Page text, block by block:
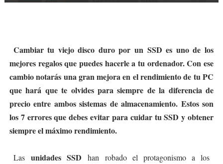
Cambiar tu viejo disco duro por un SSD es uno de los
mejores regalos que puedes hacerle a tu ordenador. Con ese
cambio notarás una gran mejora en el rendimiento de tu PC
que hará que te olvides para siempre de la diferencia de
precio entre ambos sistemas de almacenamiento. Estos son
los 7 errores que debes evitar para cuidar tu SSD y obtener
siempre el máximo rendimiento.
Lasunidades SSD han robado el protagonismo a los